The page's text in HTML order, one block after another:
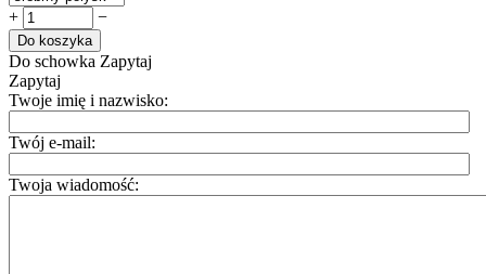
+ −
Do koszyka
Do schowka Zapytaj
Zapytaj
Twoje imię i nazwisko:
Twój e-mail:
Twoja wiadomość: